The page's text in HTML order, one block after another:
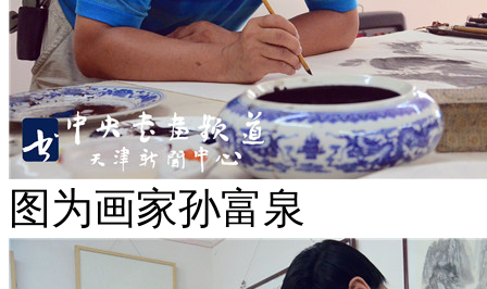
图为画家孙富泉